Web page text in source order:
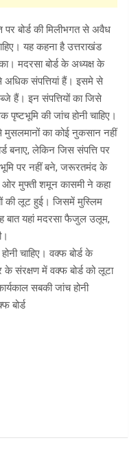
पर बोर्ड की मिलीभगत से अवैध
यह कहना है उत्तराखंड
मदरसा बोर्ड के अध्यक्ष के
अधिक संपत्तियां हैं। इसमे से
हैं। इन संपत्तियों का जिसे
पृष्टभूमि की जांच होनी चाहिए।
का कोई नुकसान नहीं
बनाए, लेकिन जिस संपत्ति पर
पर नहीं बने, जरूरतमंद के
ओर मुफ्ती शमून कासमी ने कहा
की लूट हुई। जिसमें मुस्लिम
बात यहां मदरसा फैजुल उलूम,
चाहिए। वक्फ बोर्ड के
के संरक्षण में वक्फ बोर्ड को लूटा
सबकी जांच होनी
बोर्ड